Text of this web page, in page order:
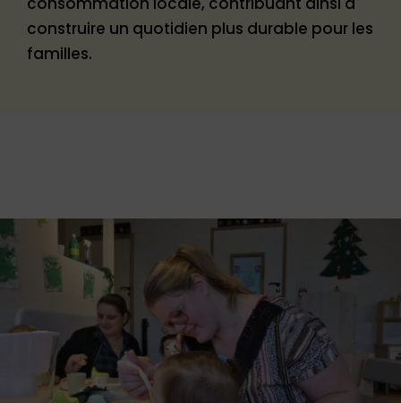
construire un quotidien plus durable pour les
familles.